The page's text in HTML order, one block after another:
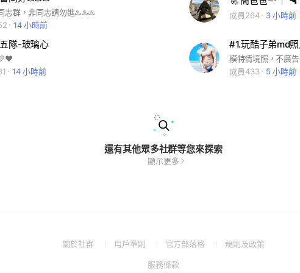
志群，非同志請勿進♨️♨️♨️
14 小時前
成員264 3 小時前
隊-玻璃心
14 小時前
#1.玩酷子弟md
成員433
5 小時前
還有其他眾多社群等您來探索
顯示更多
關於社群
(Open用戶準則
(Open
a
官方部落格
(Open規則及政策(Open
服務條款(Open